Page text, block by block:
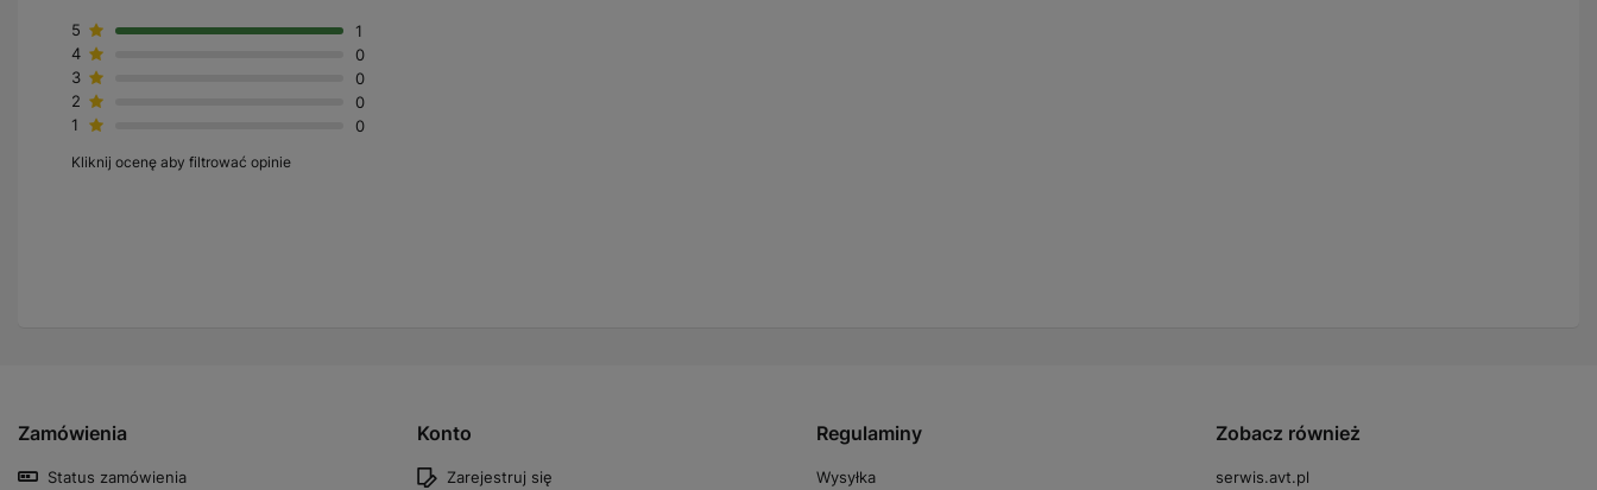
5
1
4
0
3
0
2
0
1
0
Kliknij ocenę aby filtrować opinie
Zamówienia
Status zamówienia
Konto
Zarejestruj się
Regulaminy
Wysyłka
Zobacz również
serwis.avt.pl